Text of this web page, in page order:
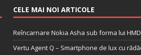
CELE MAI NOI ARTICOLE
Reîncarnare Nokia Asha sub forma lui
Vertu Agent Q – Smartphone de lux cu